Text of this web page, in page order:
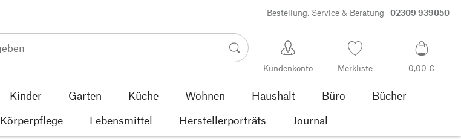
Bestellung, Service & Beratung 02309 939050
Kundenkonto Merkliste 0,00 €
Kinder Garten Küche Wohnen Haushalt Büro
Bücher
Körperpflege Lebensmittel Herstellerporträts Journal